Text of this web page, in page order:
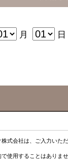
月
日
式会社は、ご入力いた
使用することはありませ